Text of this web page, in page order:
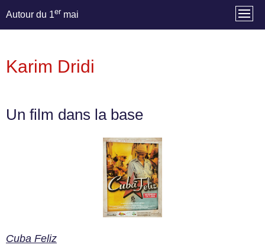
Autour du 1er mai
Karim Dridi
Un film dans la base
Cuba Feliz